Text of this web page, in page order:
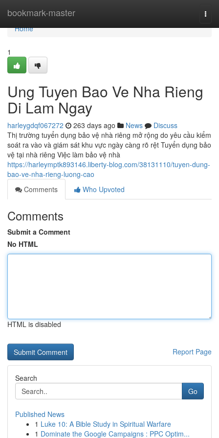
bookmark-master
Home
Home
1
Ung Tuyen Bao Ve Nha Rieng
Di Lam Ngay
harleygdqf067272 263 days ago News
Discuss
Thị trường tuyển dụng bảo vệ nhà riêng mở rộng do yêu cầu kiểm
soát ra vào và giám sát khu vực ngày càng rõ rệt Tuyển dụng bảo
vệ tại nhà riêng Việc làm bảo vệ nhà
https://harleymptk893146.liberty-blog.com/38131110/tuyen-dung-
bao-ve-nha-rieng-luong-cao
Comments
Who Upvoted
Comments
Submit a Comment
No HTML
HTML is disabled
Report Page
Search
Go
Published News
1 Luke 10: A Bible Study in Spiritual Warfare
1 Dominate the Google Campaigns : PPC Optim...